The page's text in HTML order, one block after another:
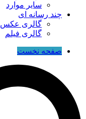
سایر موارد
چند رسانه ای
گالری عکس
گالری فیلم
صفحه نخست